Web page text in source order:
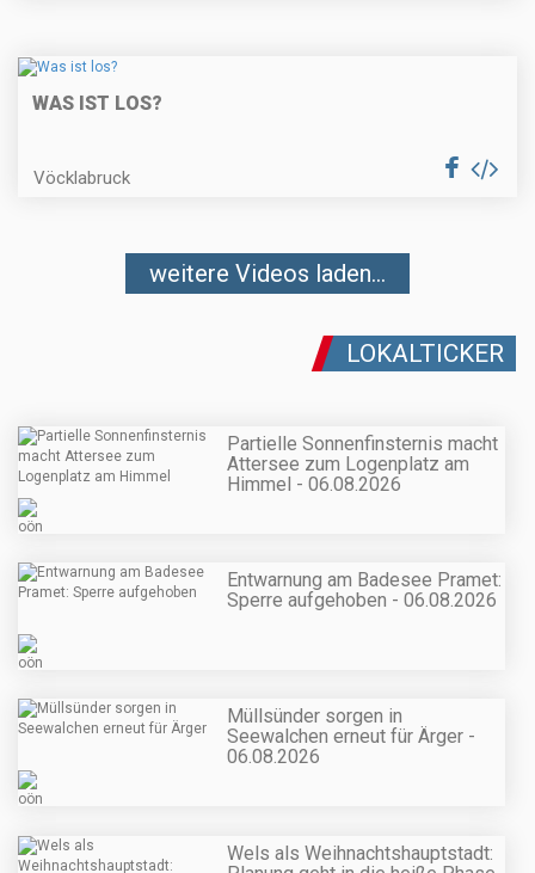
WAS IST LOS?
Vöcklabruck
weitere Videos laden...
LOKALTICKER
Partielle Sonnenfinsternis macht
Attersee zum Logenplatz am
Himmel - 06.08.2026
Entwarnung am Badesee Pramet:
Sperre aufgehoben - 06.08.2026
Müllsünder sorgen in
Seewalchen erneut für Ärger -
06.08.2026
Wels als Weihnachtshauptstadt: